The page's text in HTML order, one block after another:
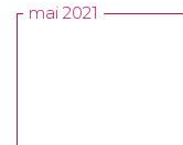
mai 2021